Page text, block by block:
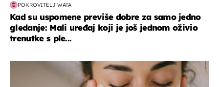
POKROVITELJ WATA
Kad su uspomene previše dobre za samo jedno
gledanje: Mali uređaj koji je još jednom oživio
trenutke s ple...
moda & ljepota